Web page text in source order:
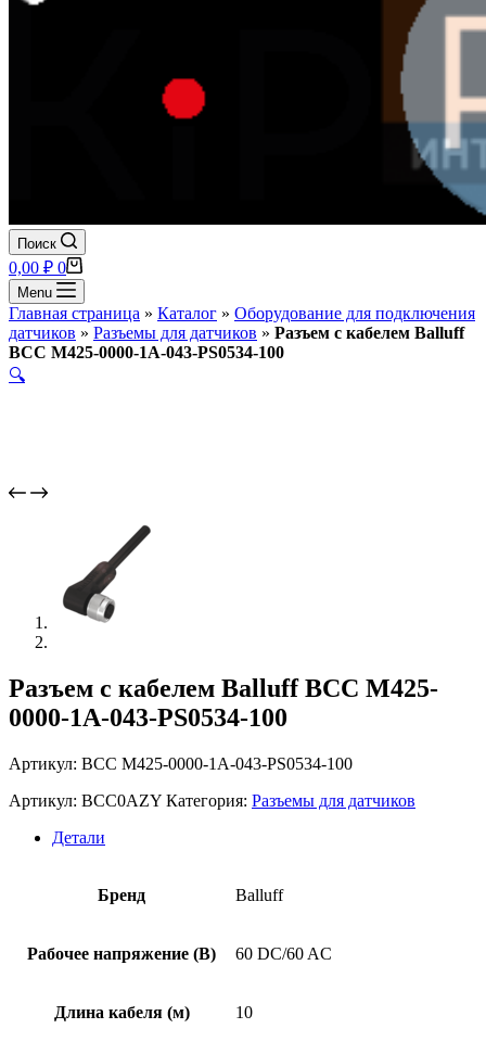
Поиск
Корзина
0,00 ₽ 0
Menu
Главная страница » Каталог » Оборудование для подключения
датчиков » Разъемы для датчиков » Разъем с кабелем Balluff
BCC M425-0000-1A-043-PS0534-100
🔍
Разъем с кабелем Balluff BCC M425-
0000-1A-043-PS0534-100
Артикул: BCC M425-0000-1A-043-PS0534-100
Артикул: BCC0AZY Категория: Разъемы для датчиков
Детали
Бренд Balluff
Рабочее напряжение (В) 60 DC/60 AC
Длина кабеля (м) 10